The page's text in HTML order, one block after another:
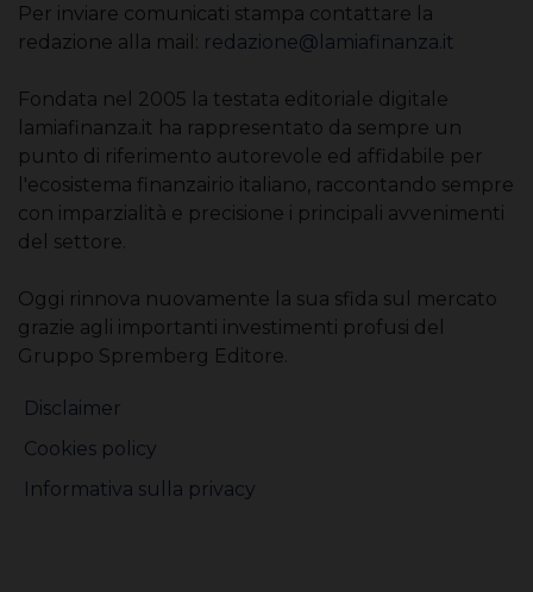
Per inviare comunicati stampa contattare la
redazione alla mail: redazione@lamiafinanza.it
Fondata nel 2005 la testata editoriale digitale
lamiafinanza.it ha rappresentato da sempre un
punto di riferimento autorevole ed affidabile per
l'ecosistema finanzairio italiano, raccontando sempre
con imparzialità e precisione i principali avvenimenti
del settore.
Oggi rinnova nuovamente la sua sfida sul mercato
grazie agli importanti investimenti profusi del
Gruppo Spremberg Editore.
Disclaimer
Cookies policy
Informativa sulla privacy